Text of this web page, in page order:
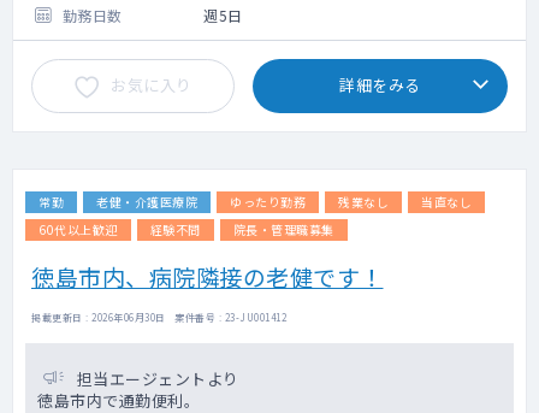
・各種委員会への参加
勤務日数 週5日
お気に入り 詳細をみる
常勤 老健・介護医療院 ゆったり勤務 残業なし
当直なし
60代以上歓迎
経験不問 院長・管理職募集
徳島市内、病院隣接の老健です！
掲載更新日 : 2026年06月30日 案件番号 : 23-JU001412
担当エージェントより
徳島市内で通勤便利。